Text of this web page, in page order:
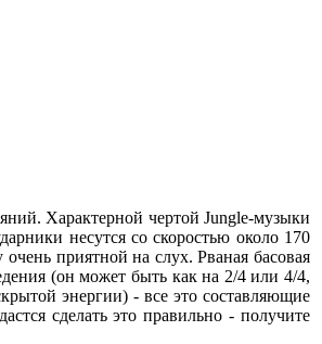
Характерной чертой Jungle-музыки
несутся со скоростью около 170
приятной на слух. Рваная басовая
(он может быть как на 2/4 или 4/4,
энеpгии) - все это составляющие
сделать это пpавильно - полyчите